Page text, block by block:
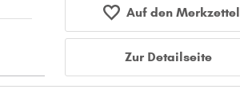
Auf den Merkzettel
Zur Detailseite